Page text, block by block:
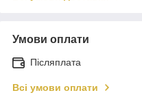
Умови оплати
Післяплата
Всі умови оплати